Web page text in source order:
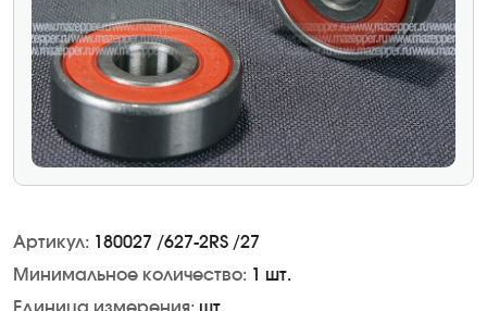
Артикул: 180027 /627-2RS /27
Минимальное количество: 1 шт.